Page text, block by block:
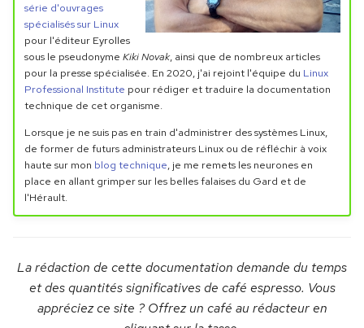
Les branches de suivi à
distance
Récupérer une branche
distante
Aider un collègue
série d'ouvrages
spécialisés sur Linux
pour l'éditeur Eyrolles
sous le pseudonyme Kiki Novak, ainsi que de nombreux articles
pour la presse spécialisée. En 2020, j'ai rejoint l'équipe du Linux
Professional Institute pour rédiger et traduire la documentation
technique de cet organisme.
Lorsque je ne suis pas en train d'administrer des systèmes Linux,
de former de futurs administrateurs Linux ou de réfléchir à voix
haute sur mon blog technique, je me remets les neurones en
place en allant grimper sur les belles falaises du Gard et de
l'Hérault.
La rédaction de cette documentation demande du temps
et des quantités significatives de café espresso. Vous
appréciez ce site ? Offrez un café au rédacteur en